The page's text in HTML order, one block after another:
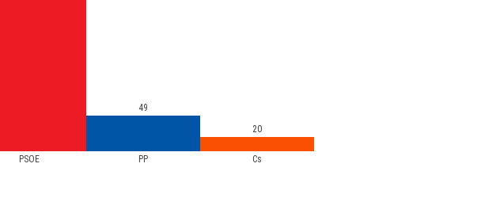
PSOE PP Cs
49
20